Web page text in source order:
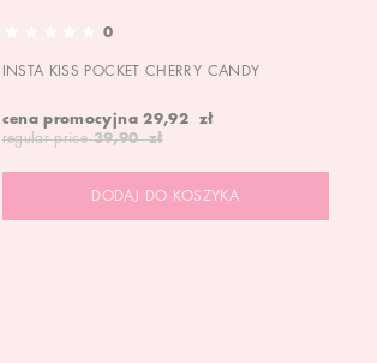
0
INSTA KISS POCKET CHERRY CANDY
cena promocyjna 29,92 zł
regular price 39,90 zł
DODAJ DO KOSZYKA